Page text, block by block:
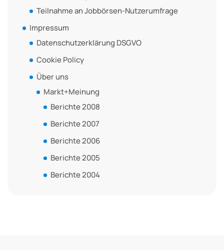
Teilnahme an Jobbörsen-Nutzerumfrage
Impressum
Datenschutzerklärung DSGVO
Cookie Policy
Über uns
Markt+Meinung
Berichte 2008
Berichte 2007
Berichte 2006
Berichte 2005
Berichte 2004